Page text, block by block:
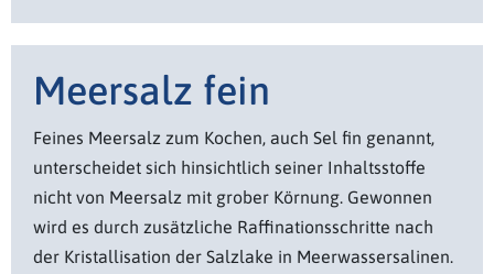
Meersalz fein
Feines Meersalz zum Kochen, auch Sel fin genannt,
unterscheidet sich hinsichtlich seiner Inhaltsstoffe
nicht von Meersalz mit grober Körnung. Gewonnen
wird es durch zusätzliche Raffinationsschritte nach
der Kristallisation der Salzlake in Meerwassersalinen.